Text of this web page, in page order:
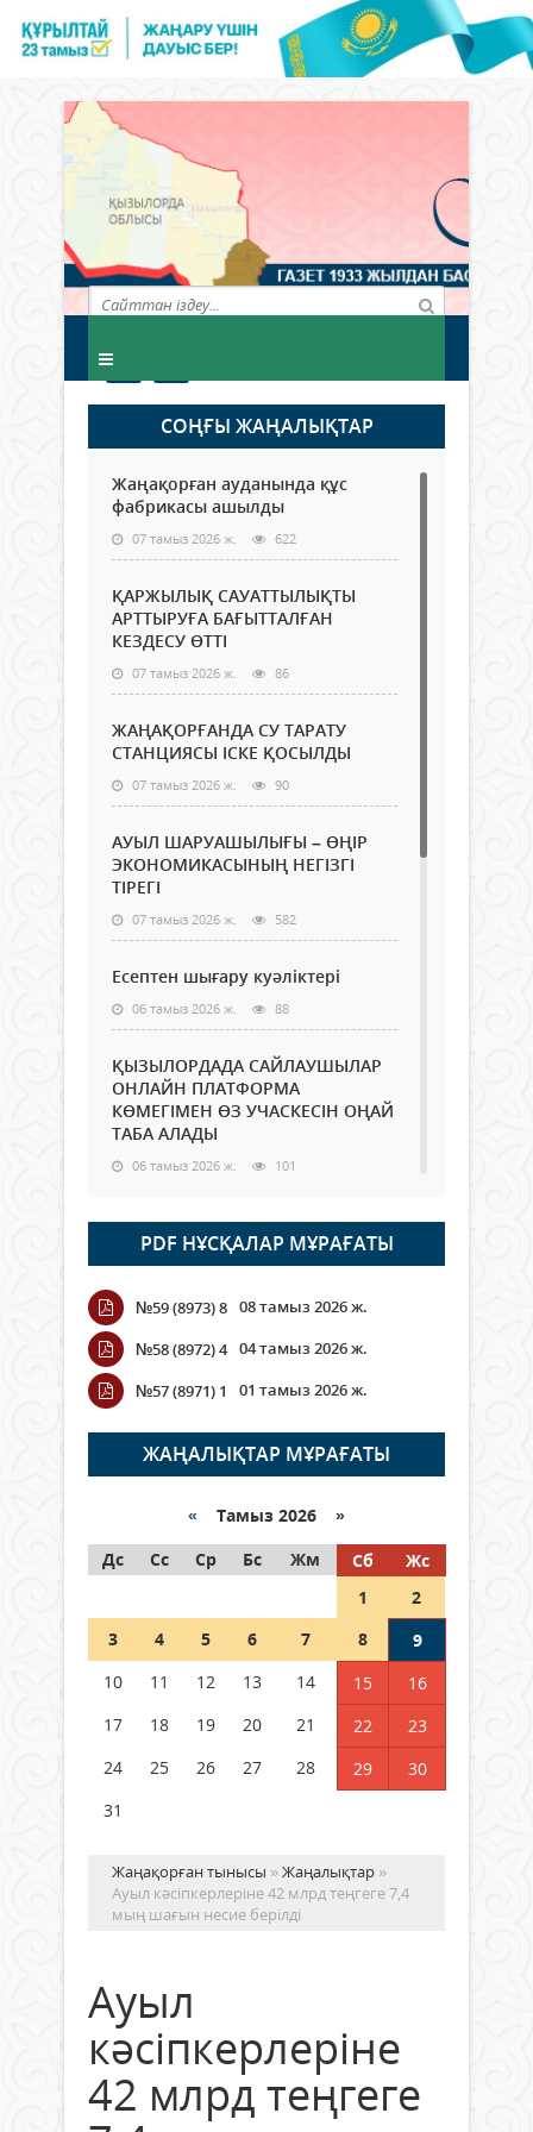
СОҢҒЫ ЖАҢАЛЫҚТАР
Жаңақорған ауданында құс
фабрикасы ашылды
07 тамыз 2026 ж. 622
ҚАРЖЫЛЫҚ САУАТТЫЛЫҚТЫ
АРТТЫРУҒА БАҒЫТТАЛҒАН
КЕЗДЕСУ ӨТТІ
07 тамыз 2026 ж. 86
ЖАҢАҚОРҒАНДА СУ ТАРАТУ
СТАНЦИЯСЫ ІСКЕ ҚОСЫЛДЫ
07 тамыз 2026 ж. 90
АУЫЛ ШАРУАШЫЛЫҒЫ – ӨҢІР
ЭКОНОМИКАСЫНЫҢ НЕГІЗГІ
ТІРЕГІ
07 тамыз 2026 ж. 582
Есептен шығару куәліктері
06 тамыз 2026 ж. 88
ҚЫЗЫЛОРДАДА САЙЛАУШЫЛАР
ОНЛАЙН ПЛАТФОРМА
КӨМЕГІМЕН ӨЗ УЧАСКЕСІН ОҢАЙ
ТАБА АЛАДЫ
06 тамыз 2026 ж. 101
Open Air: Қызылорда облысы
полиция департаменті 20
мыңнан астам көрерменнің
қауіпсіздігін қамтамасыз етті
06 тамыз 2026 ж.
Wi-Fi ҚАБЫРҒА АРҚЫЛЫ ҚАЛАЙ
ӨТЕДІ?
06 тамыз 2026 ж. 278
граждане Казахстана,
05 тамыз 2026 ж. 160
Шетелде жүрген Қазақстан
азаматтары қалай дауыс бере
PDF НҰСҚАЛАР МҰРАҒАТЫ
№59 (8973) 8 08 тамыз 2026 ж.
№58 (8972) 4 04 тамыз 2026 ж.
№57 (8971) 1
01 тамыз 2026 ж.
ЖАҢАЛЫҚТАР МҰРАҒАТЫ
« Тамыз 2026 »
Дс
Сс Ср Бс Жм Сб
Жс
1
2
3
4 5 6 7 8
9
10
11 12 13 14 15
16
17
18 19 20 21 22
23
24
25 26 27 28 29
30
31
Жаңақорған тынысы »Жаңалықтар »
Ауыл кәсіпкерлеріне 42 млрд теңгеге 7,4
мың шағын несие берілді
Ауыл
кәсіпкерлеріне
42 млрд теңгеге